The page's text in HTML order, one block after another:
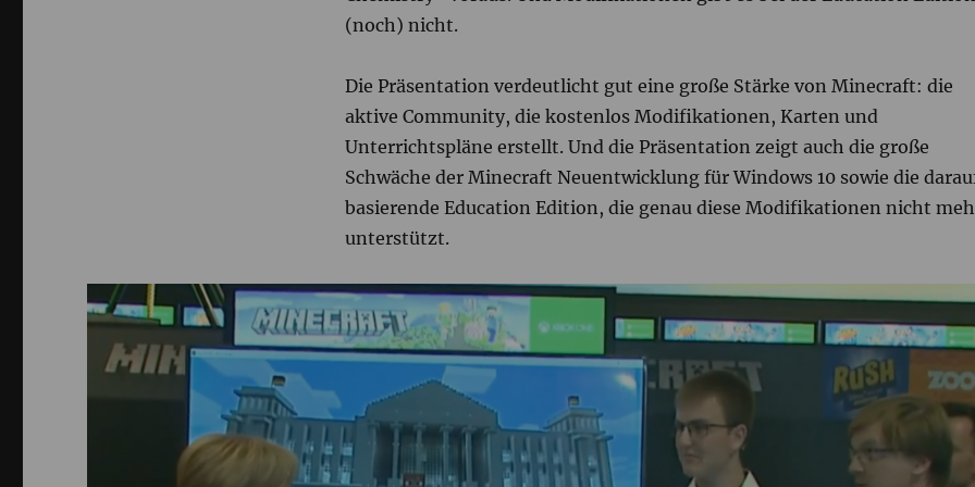
(noch) nicht.
Die Präsentation verdeutlicht gut eine große Stärke von Minecraft: die
aktive Community, die kostenlos Modifikationen, Karten und
Unterrichtspläne erstellt. Und die Präsentation zeigt auch die große
Schwäche der Minecraft Neuentwicklung für Windows 10 sowie die
basierende Education Edition, die genau diese Modifikationen nicht
unterstützt.